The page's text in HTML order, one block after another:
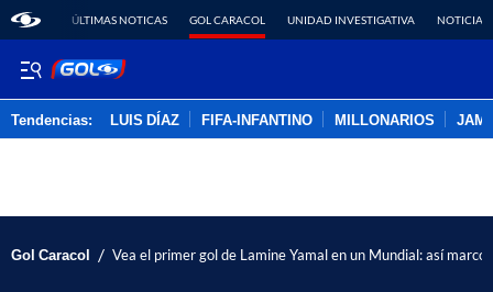
ÚLTIMAS NOTICAS GOL CARACOL UNIDAD INVESTIGATIVA NOTICIAS
Tendencias: LUIS DÍAZ FIFA-INFANTINO MILLONARIOS
Gol Caracol / Vea el primer gol de Lamine Yamal en un Mundial: así